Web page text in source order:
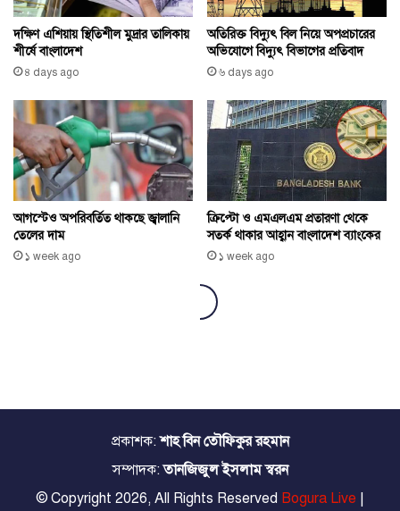
প্রকাশক:শাহ বিন তৌফিকুর রহমান
সম্পাদক:তানজিজুল ইসলাম স্বরন
© Copyright 2026, All Rights Reserved Bogura Live |